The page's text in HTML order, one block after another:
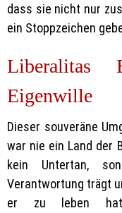
dass sie nicht nur
ein Stoppzeichen
Liberalitas
Eigenwille
Dieser souveräne
war nie ein Land der
kein Untertan,
Verantwortung trägt
er zu leben